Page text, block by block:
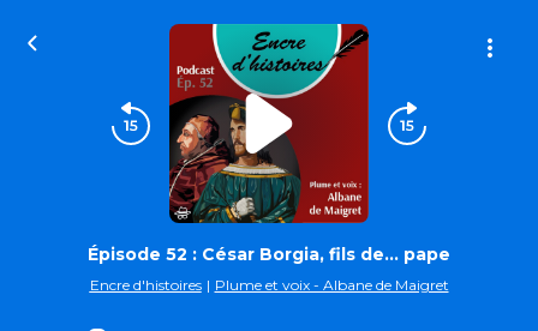
Épisode 52 : César Borgia, fils de… pape
Encre d'histoires | Plume et voix - Albane de Maigret